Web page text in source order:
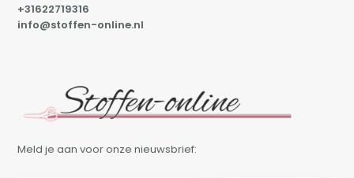
+31622719316
info@stoffen-online.nl
Meld je aan voor onze nieuwsbrief: